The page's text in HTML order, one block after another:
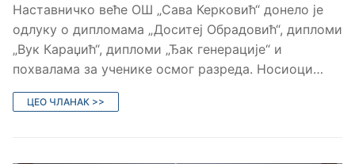
Наставничко веће ОШ „Сава Керковић“ донело је
одлуку о дипломама „Доситеј Обрадовић“, дипломи
„Вук Караџић“, дипломи „Ђак генерације“ и
похвалама за ученике осмог разреда. Носиоци…
ЦЕО ЧЛАНАК >>